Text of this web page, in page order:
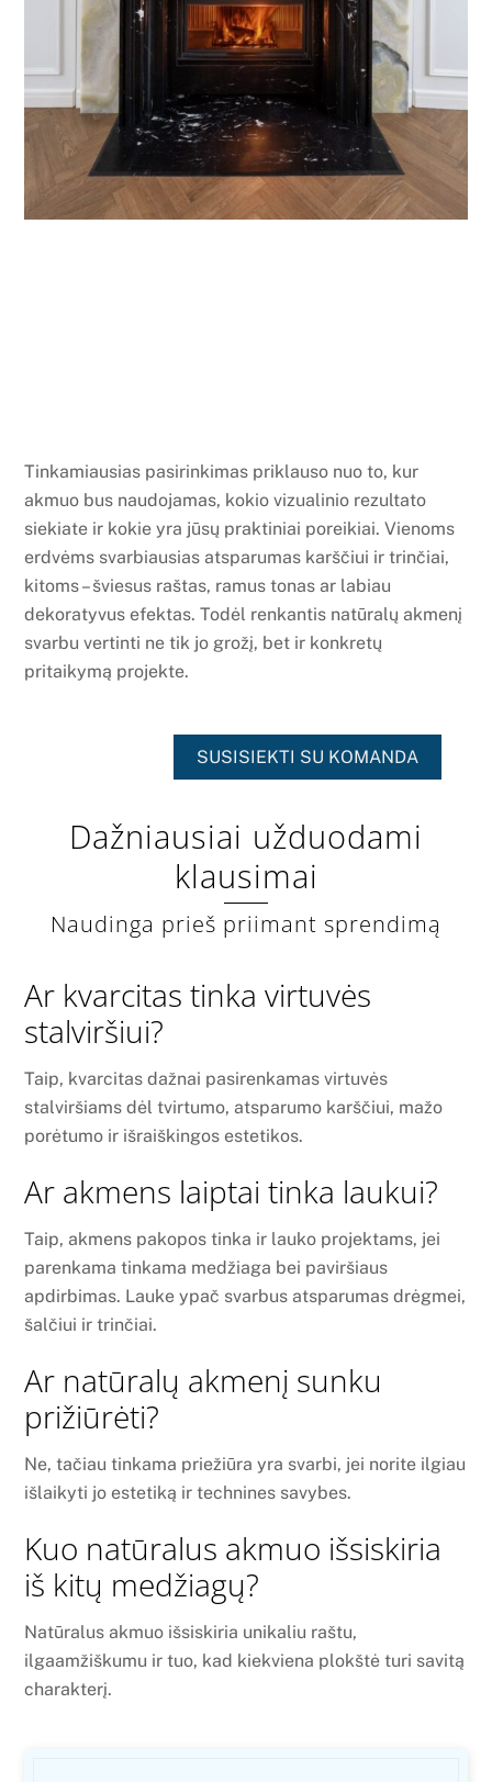
Tinkamiausias pasirinkimas priklauso nuo to, kur
akmuo bus naudojamas, kokio vizualinio rezultato
siekiate ir kokie yra jūsų praktiniai poreikiai. Vienoms
erdvėms svarbiausias atsparumas karščiui ir trinčiai,
kitoms – šviesus raštas, ramus tonas ar labiau
dekoratyvus efektas. Todėl renkantis natūralų akmenį
svarbu vertinti ne tik jo grožį, bet ir konkretų
pritaikymą projekte.
SUSISIEKTI SU KOMANDA
Dažniausiai užduodami
klausimai
Naudinga prieš priimant sprendimą
Ar kvarcitas tinka virtuvės
stalviršiui?
Taip, kvarcitas dažnai pasirenkamas virtuvės
stalviršiams dėl tvirtumo, atsparumo karščiui, mažo
porėtumo ir išraiškingos estetikos.
Ar akmens laiptai tinka laukui?
Taip, akmens pakopos tinka ir lauko projektams, jei
parenkama tinkama medžiaga bei paviršiaus
apdirbimas. Lauke ypač svarbus atsparumas drėgmei,
šalčiui ir trinčiai.
Ar natūralų akmenį sunku
prižiūrėti?
Ne, tačiau tinkama priežiūra yra svarbi, jei norite ilgiau
išlaikyti jo estetiką ir technines savybes.
Kuo natūralus akmuo išsiskiria
iš kitų medžiagų?
Natūralus akmuo išsiskiria unikaliu raštu,
ilgaamžiškumu ir tuo, kad kiekviena plokštė turi savitą
charakterį.